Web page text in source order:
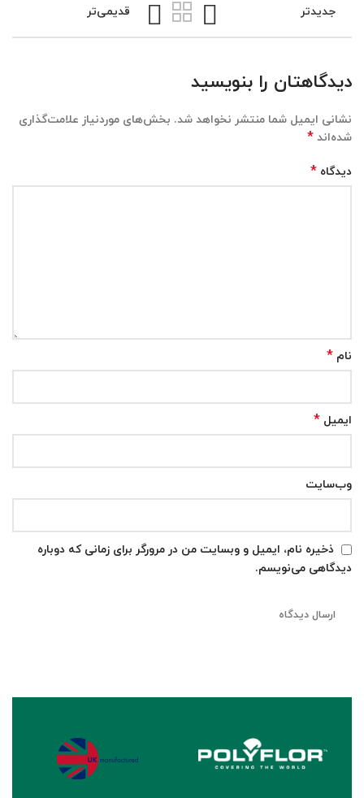
جدیدتر قدیمی‌تر
دیدگاهتان را بنویسید
نشانی ایمیل شما منتشر نخواهد شد. بخش‌های موردنیاز علامت‌گذاری
شده‌اند *
دیدگاه *
نام *
ایمیل *
وب‌سایت
ذخیره نام، ایمیل و وبسایت من در مرورگر برای زمانی که دوباره
دیدگاهی می‌نویسم.